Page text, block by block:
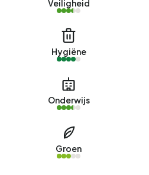
Veiligheid
Hygiëne
Onderwijs
Groen